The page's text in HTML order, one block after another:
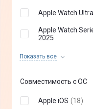
AmiGo
Black Shark
Apple Watch
Apple Watch
2025
Показать всеApple Watch
Совместимость с ОС
Apple iOS (18)